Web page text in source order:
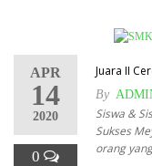
APR
14
2020
0
Juara II
By
Siswa &
Sukses
orang